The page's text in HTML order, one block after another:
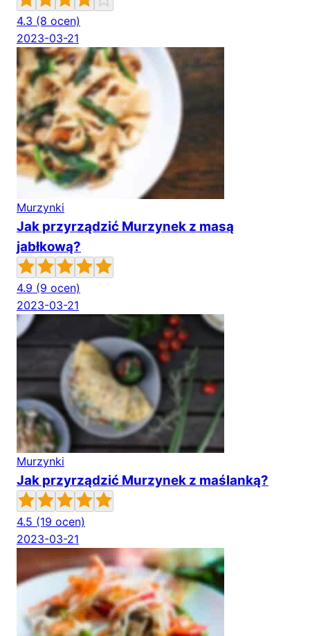
4.3 (8 ocen)
2023-03-21
Murzynki
Jak przyrządzić Murzynek z masą
jabłkową?
4.9 (9 ocen)
2023-03-21
Murzynki
Jak przyrządzić Murzynek z maślanką?
4.5 (19 ocen)
2023-03-21